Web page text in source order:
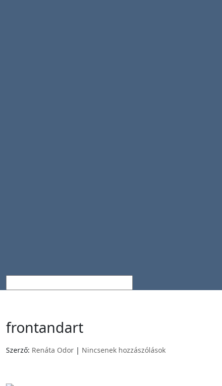
frontandart
Szerző: Renáta Odor | Nincsenek hozzászólások